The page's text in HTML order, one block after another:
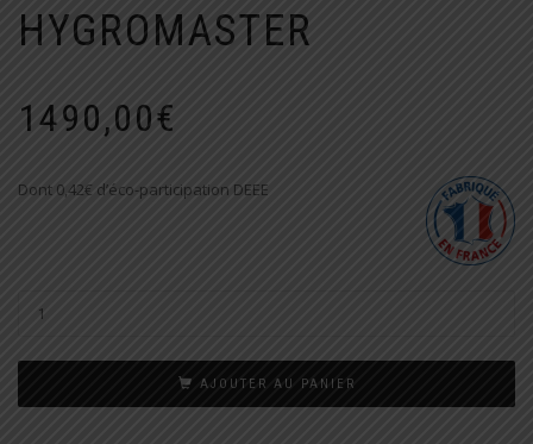
HYGROMASTER
1490,00€
Dont 0,42€ d’éco-participation DEEE
AJOUTER AU PANIER